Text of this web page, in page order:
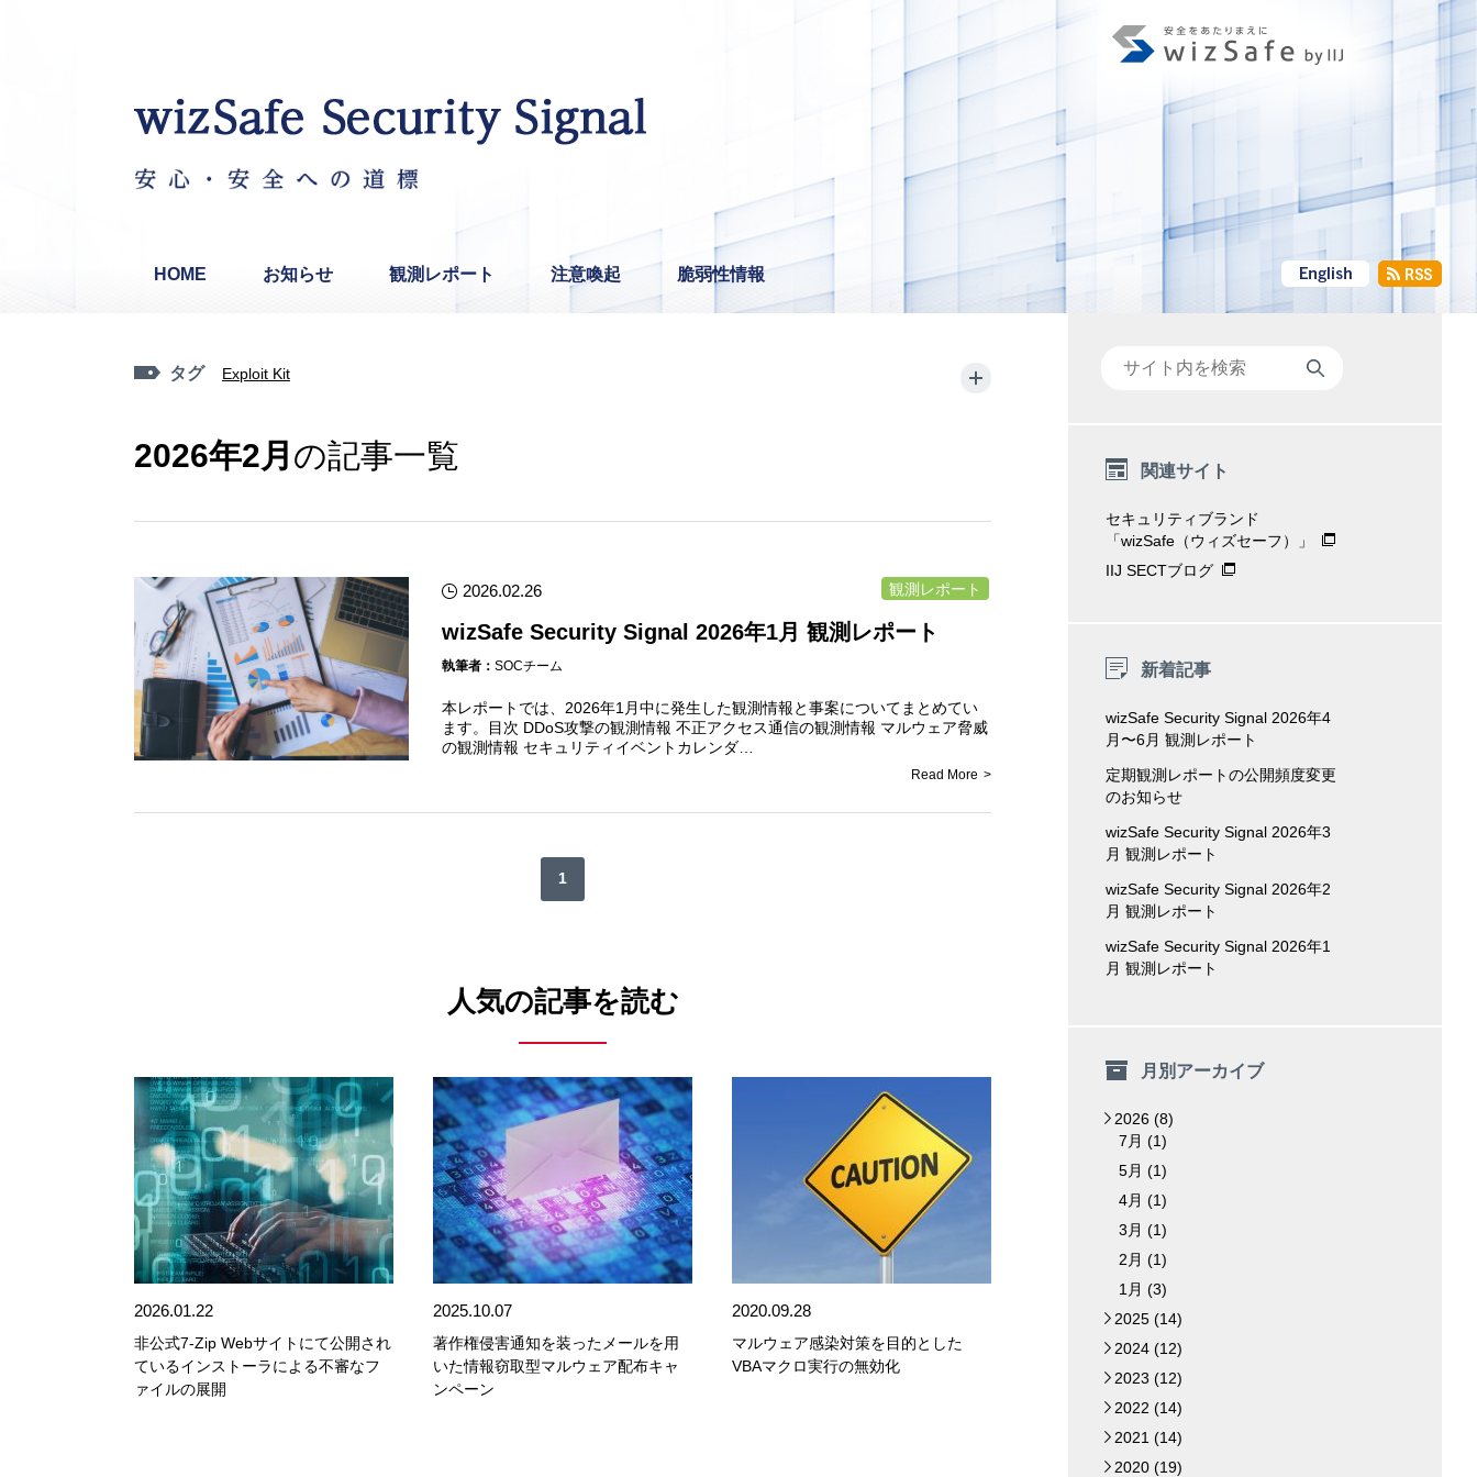
HOME お知らせ 観測レポート 注意喚起 脆弱性情報
タグ Exploit Kit
2026年2月 の記事一覧
観測レポート
2026.02.26
wizSafe Security Signal 2026年1月 観測レポート
執筆者： SOCチーム
本レポートでは、2026年1月中に発生した観測情報と事案についてまとめてい
ます。目次 DDoS攻撃の観測情報 不正アクセス通信の観測情報 マルウェア脅威
の観測情報 セキュリティイベントカレンダ…
Read More
1
人気の記事を読む
2026.01.22
非公式7-Zip Webサイトにて公開され
ているインストーラによる不審なフ
ァイルの展開
2025.10.07
著作権侵害通知を装ったメールを用
いた情報窃取型マルウェア配布キャ
ンペーン
2020.09.28
マルウェア感染対策を目的とした
VBAマクロ実行の無効化
関連サイト
セキュリティブランド
「wizSafe（ウィズセーフ）」
IIJ SECTブログ
新着記事
wizSafe Security Signal 2026年4
月〜6月 観測レポート
定期観測レポートの公開頻度変更
のお知らせ
wizSafe Security Signal 2026年3
月 観測レポート
wizSafe Security Signal 2026年2
月 観測レポート
wizSafe Security Signal 2026年1
月 観測レポート
月別アーカイブ
▼
2026 (8)
7月 (1)
5月 (1)
4月 (1)
3月 (1)
2月 (1)
1月 (3)
►
2025 (14)
►
2024 (12)
►
2023 (12)
►
2022 (14)
►
2021 (14)
►
2020 (19)